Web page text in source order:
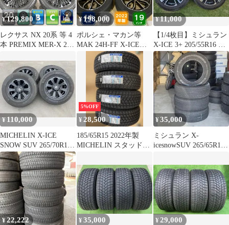
¥129,800
レクサス NX 20系 等 4
本 PREMIX MER-X 20
114.3 スタッドレス
MICHELIN X-ICE
SNOW SUV ZP
235/50R20 球面座
LEXUS
¥198,000
ポルシェ・マカン等
MAK 24H-FF X-ICE
¥11,000
【1/4枚目】ミシュラン
X-ICE 3+ 205/55R16 ホ
イール付1本
¥ 110,000
MICHELIN X-ICE
SNOW SUV 265/70R17
4本
5%OFF
¥ 28,500
185/65R15 2022年製
MICHELIN スタッドレ
¥35,000
ミシュラン X-
icesnowSUV 265/65R17
¥22,222 ¥35,000 ¥29,000